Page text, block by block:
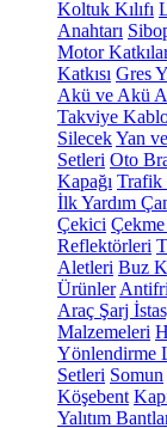
Koltuk Kılıfı
Anahtarı
Motor
Katkısı Gres
Akü ve Akü
Takviye
SilecekYan
Setleri Oto
Kapağı Trafik
İlk Yardım
Çekici Çekme
Reflektörleri
Aletleri Buz
Ürünler
Araç Şarj
Malzemeleri
Yönlendirme
Setleri Somun
Köşebent
Yalıtım